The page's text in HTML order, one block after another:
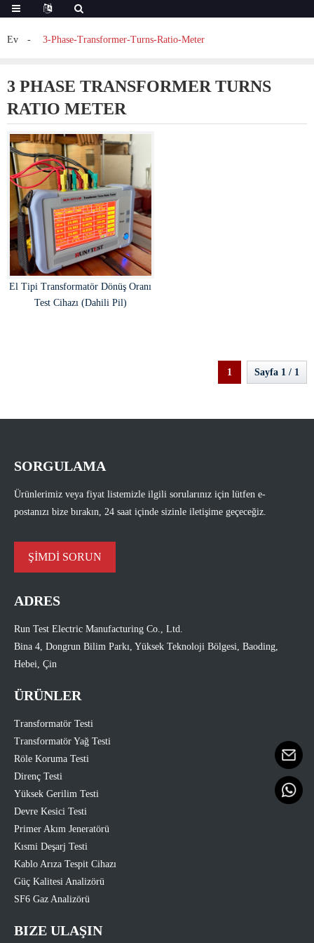
Ev 3-Phase-Transformer-Turns-Ratio-Meter
3 PHASE TRANSFORMER TURNS
RATIO METER
El Tipi Transformatör Dönüş Oranı
Test Cihazı (Dahili Pil)
1 Sayfa 1 / 1
SORGULAMA
Ürünlerimiz veya fiyat listemizle ilgili sorularınız için lütfen e-
postanızı bize bırakın, 24 saat içinde sizinle iletişime geçeceğiz.
ŞİMDİ SORUN
ADRES
Run Test Electric Manufacturing Co., Ltd.
Bina 4, Dongrun Bilim Parkı, Yüksek Teknoloji Bölgesi, Baoding,
Hebei, Çin
ÜRÜNLER
Transformatör Testi
Transformatör Yağ Testi
Röle Koruma Testi
Direnç Testi
Yüksek Gerilim Testi
Devre Kesici Testi
Primer Akım Jeneratörü
Kısmi Deşarj Testi
Kablo Arıza Tespit Cihazı
Güç Kalitesi Analizörü
SF6 Gaz Analizörü
BIZE ULAŞIN